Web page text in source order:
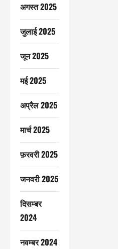
अगस्त 2025
जुलाई 2025
जून 2025
मई 2025
अप्रैल 2025
मार्च 2025
फ़रवरी 2025
जनवरी 2025
दिसम्बर
2024
नवम्बर 2024